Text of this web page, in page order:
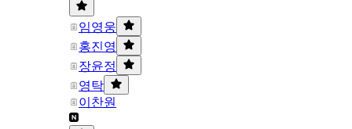
임영웅
홍진영
장윤정
영탁
이찬원